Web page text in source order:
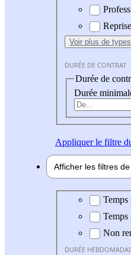
Voir plus de
DURÉE DE CONTRAT
Durée de
Durée
Appliquerle filtre
Afficher les filtres de
Durée
Temps
Temps
Non
DURÉE